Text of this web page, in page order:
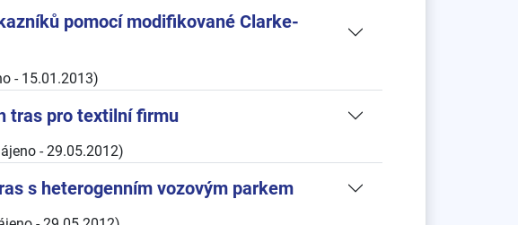
pomocí modifikované Clarke-
- 15.01.2013)
tras pro textilní firmu
- 29.05.2012)
s heterogenním vozovým parkem